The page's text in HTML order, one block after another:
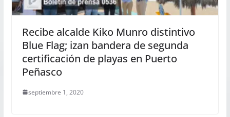
Recibe alcalde Kiko Munro distintivo
Blue Flag; izan bandera de segunda
certificación de playas en Puerto
Peñasco
septiembre 1, 2020